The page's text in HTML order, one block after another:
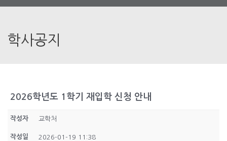
학사공지
2026학년도 1학기 재입학 신청 안내
작성자 교학처
작성일 2026-01-19 11:38